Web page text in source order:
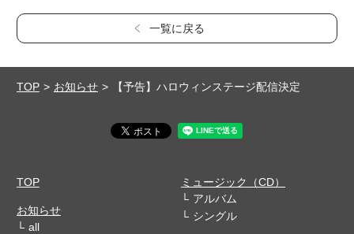
一覧に戻る
TOP お知らせ 【予告】ハロウィンステージ配信決定
TOP
お知らせ
all
ミュージック（CD）
アルバム
シングル